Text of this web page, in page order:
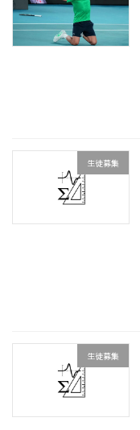
生徒募集
生徒募集